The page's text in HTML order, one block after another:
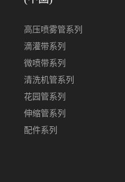
高压喷雾管系列
滴灌带系列
微喷带系列
清洗机管系列
花园管系列
伸缩管系列
配件系列